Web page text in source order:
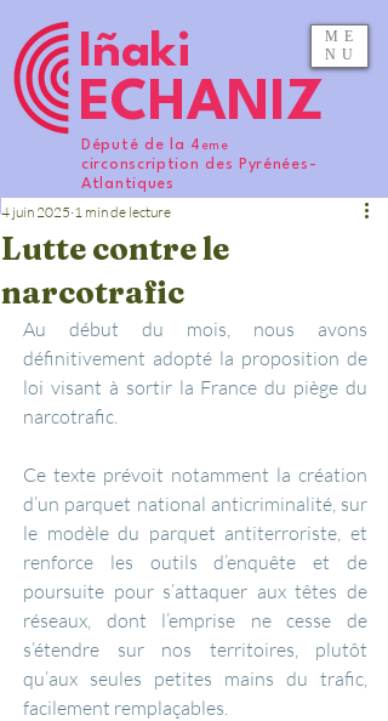
ME
NU
ECHANIZ
Iñaki
Député de la 4 eme
circonscription des Pyrénées-
Atlantiques
Lutte contre le
narcotrafic
4 juin 2025 1 min de lecture
Au début du mois, nous avons
définitivement adopté la proposition de
loi visant à sortir la France du piège du
narcotrafic.
Ce texte prévoit notamment la création
d’un parquet national anticriminalité, sur
le modèle du parquet antiterroriste, et
renforce les outils d’enquête et de
poursuite pour s’attaquer aux têtes de
réseaux, dont l’emprise ne cesse de
s’étendre sur nos territoires, plutôt
qu’aux seules petites mains du trafic,
facilement remplaçables.